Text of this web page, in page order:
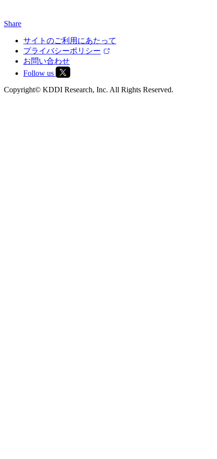
Share
サイトのご利用にあたって
プライバシーポリシー
お問い合わせ
Follow us
Copyright© KDDI Research, Inc. All Rights Reserved.